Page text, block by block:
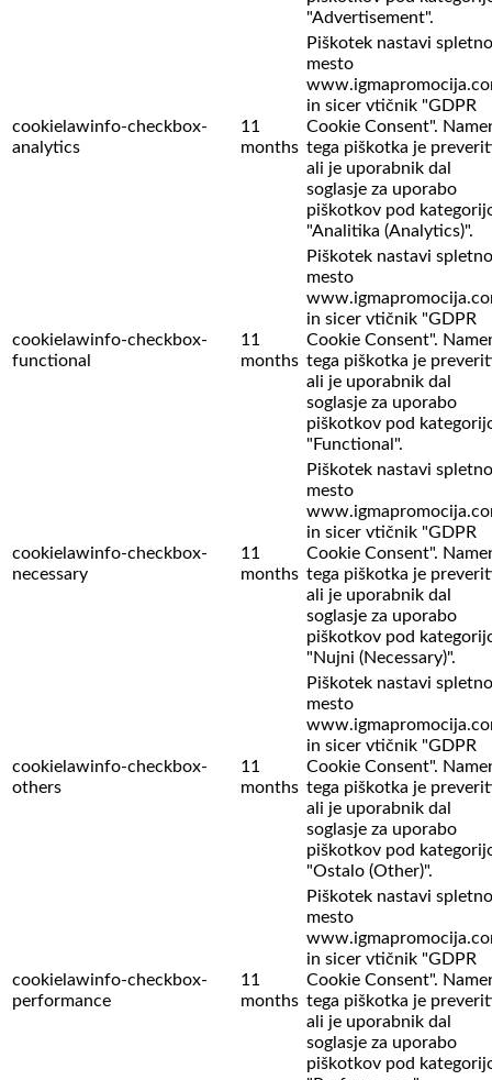
"Advertisement".
cookielawinfo-checkbox-
analytics
11
months
Piškotek nastavi spletno
mesto
in sicer vtičnik "GDPR
Cookie Consent".
tega piškotka je
ali je uporabnik dal
soglasje za uporabo
piškotkov pod
"Analitika (Analytics)".
cookielawinfo-checkbox-
functional
11
months
Piškotek nastavi spletno
mesto
in sicer vtičnik "GDPR
Cookie Consent".
tega piškotka je
ali je uporabnik dal
soglasje za uporabo
piškotkov pod
"Functional".
cookielawinfo-checkbox-
necessary
11
months
Piškotek nastavi spletno
mesto
in sicer vtičnik "GDPR
Cookie Consent".
tega piškotka je
ali je uporabnik dal
soglasje za uporabo
piškotkov pod
"Nujni (Necessary)".
cookielawinfo-checkbox-
others
11
months
Piškotek nastavi spletno
mesto
in sicer vtičnik "GDPR
Cookie Consent".
tega piškotka je
ali je uporabnik dal
soglasje za uporabo
piškotkov pod
"Ostalo (Other)".
cookielawinfo-checkbox-
performance
11
months
Piškotek nastavi spletno
mesto
in sicer vtičnik "GDPR
Cookie Consent".
tega piškotka je
ali je uporabnik dal
soglasje za uporabo
piškotkov pod